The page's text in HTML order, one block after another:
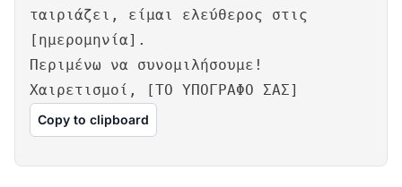
ταιριάζει, είμαι ελεύθερος στις
[ημερομηνία].
Περιμένω να συνομιλήσουμε!
Χαιρετισμοί, [ΤΟ ΥΠΟΓΡΑΦΟ ΣΑΣ]
Copy to clipboard